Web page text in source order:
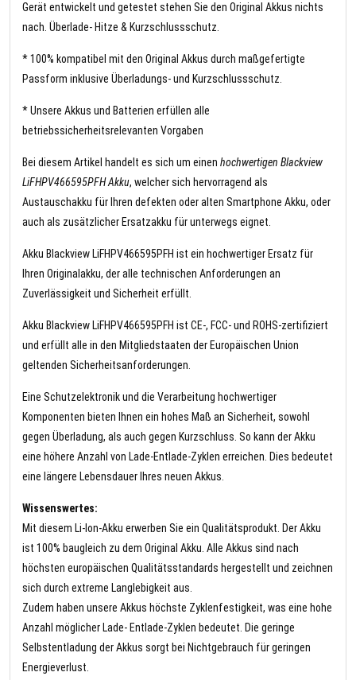
Gerät entwickelt und getestet stehen Sie den Original Akkus nichts
nach. Überlade- Hitze & Kurzschlussschutz.
* 100% kompatibel mit den Original Akkus durch maßgefertigte
Passform inklusive Überladungs- und Kurzschlussschutz.
* Unsere Akkus und Batterien erfüllen alle
betriebssicherheitsrelevanten Vorgaben
Bei diesem Artikel handelt es sich um einen hochwertigen Blackview
LiFHPV466595PFH Akku, welcher sich hervorragend als
Austauschakku für Ihren defekten oder alten Smartphone Akku, oder
auch als zusätzlicher Ersatzakku für unterwegs eignet.
Akku Blackview LiFHPV466595PFH ist ein hochwertiger Ersatz für
Ihren Originalakku, der alle technischen Anforderungen an
Zuverlässigkeit und Sicherheit erfüllt.
Akku Blackview LiFHPV466595PFH ist CE-, FCC- und ROHS-zertifiziert
und erfüllt alle in den Mitgliedstaaten der Europäischen Union
geltenden Sicherheitsanforderungen.
Eine Schutzelektronik und die Verarbeitung hochwertiger
Komponenten bieten Ihnen ein hohes Maß an Sicherheit, sowohl
gegen Überladung, als auch gegen Kurzschluss. So kann der Akku
eine höhere Anzahl von Lade-Entlade-Zyklen erreichen. Dies bedeutet
eine längere Lebensdauer Ihres neuen Akkus.
Wissenswertes:
Mit diesem Li-Ion-Akku erwerben Sie ein Qualitätsprodukt. Der Akku
ist 100% baugleich zu dem Original Akku. Alle Akkus sind nach
höchsten europäischen Qualitätsstandards hergestellt und zeichnen
sich durch extreme Langlebigkeit aus.
Zudem haben unsere Akkus höchste Zyklenfestigkeit, was eine hohe
Anzahl möglicher Lade- Entlade-Zyklen bedeutet. Die geringe
Selbstentladung der Akkus sorgt bei Nichtgebrauch für geringen
Energieverlust.